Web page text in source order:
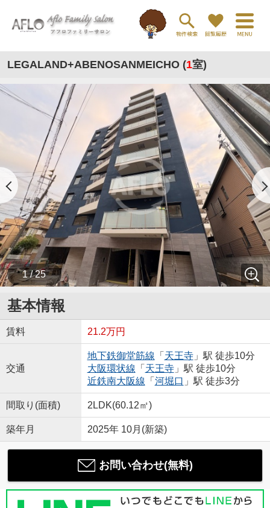
LEGALAND+ABENOSANMEICHO (1室)
1 / 25
基本情報
賃料 21.2万円
交通
地下鉄御堂筋線 「 天王寺」駅 徒歩10分
大阪環状線 「 天王寺」駅 徒歩10分
近鉄南大阪線 「 河堀口 」駅 徒歩3分
間取り(面積) 2LDK(60.12㎡)
築年月 2025年 10月(新築)
お問い合わせ(無料)